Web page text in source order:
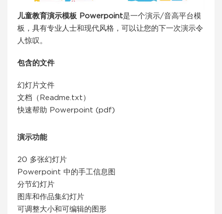
儿童教育演示模板 Powerpoint是一个演示/音高平台模
板，具有专业人士和现代风格，可以让您的下一次演示令
人惊叹。
包含的文件
幻灯片文件
文档（Readme.txt）
快速帮助 Powerpoint (pdf)
演示功能
20 多张幻灯片
Powerpoint 中的手工信息图
分节幻灯片
图库和作品集幻灯片
可调整大小和可编辑的图形